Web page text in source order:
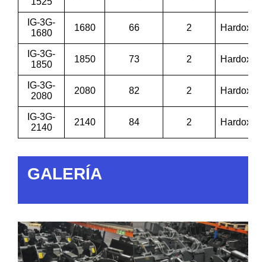
IG-3G-
1680
1680 66 2 Hardox
IG-3G-
1850
1850 73 2 Hardox
IG-3G-
2080
2080 82 2 Hardox
IG-3G-
2140
2140 84 2 Hardox
GALERÍA